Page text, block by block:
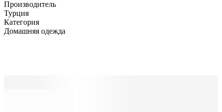
Производитель
Турция
Категория
Домашняя одежда